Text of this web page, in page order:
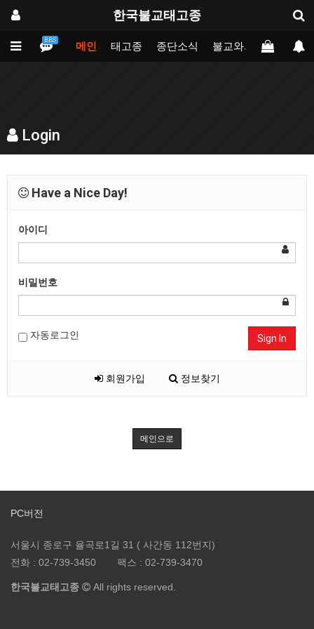
한국불교태고종
BBS
메인 태고종 종단소식 불교와의만남 업
Login
Have a Nice Day!
아이디
비밀번호
자동로그인 Sign In
회원가입 정보찾기
메인으로
PC버전
서울시 종로구 율곡로1길 31 ( 사간동 112번지)
전화 : 02-739-3450 팩스 : 02-739-3470
한국불교태고종 All rights reserved.